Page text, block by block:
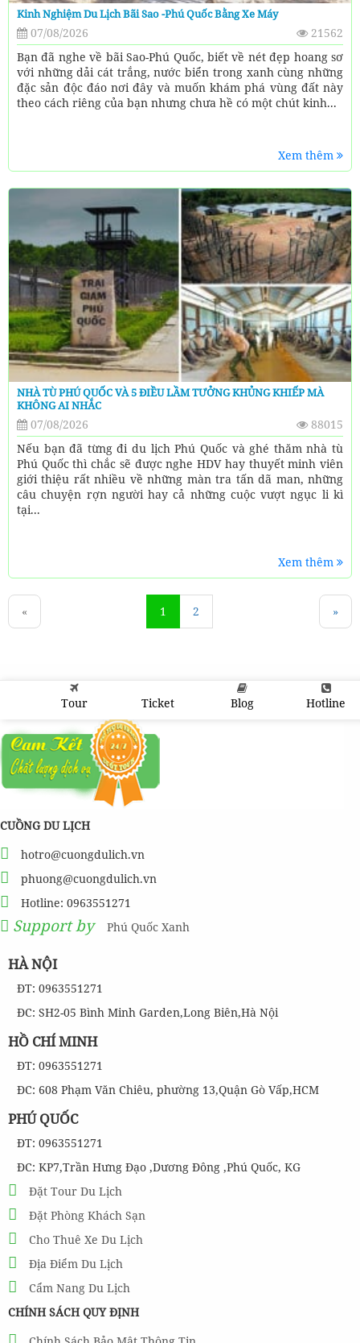
Kinh Nghiệm Du Lịch Bãi Sao -Phú Quốc Bằng Xe Máy
07/08/2026
21562
Bạn đã nghe về bãi Sao-Phú Quốc, biết về nét đẹp hoang sơ
với những dải cát trắng, nước biển trong xanh cùng những
đặc sản độc đáo nơi đây và muốn khám phá vùng đất này
theo cách riêng của bạn nhưng chưa hề có một chút kinh...
Xem thêm
NHÀ TÙ PHÚ QUỐC VÀ 5 ĐIỀU LẦM TƯỞNG KHỦNG KHIẾP MÀ
KHÔNG AI NHẮC
07/08/2026
88015
Nếu bạn đã từng đi du lịch Phú Quốc và ghé thăm nhà tù
Phú Quốc thì chắc sẽ được nghe HDV hay thuyết minh viên
giới thiệu rất nhiều về những màn tra tấn dã man, những
câu chuyện rợn người hay cả những cuộc vượt ngục li kì
tại...
Xem thêm
« 1 2 »
Tour Ticket Blog Hotline
CUỒNG DU LỊCH
hotro@cuongdulich.vn
phuong@cuongdulich.vn
Hotline: 0963551271
Support by Phú Quốc Xanh
HÀ NỘI
ĐT: 0963551271
ĐC: SH2-05 Bình Minh Garden,Long Biên,Hà Nội
HỒ CHÍ MINH
ĐT: 0963551271
ĐC: 608 Phạm Văn Chiêu, phường 13,Quận Gò Vấp,HCM
PHÚ QUỐC
ĐT: 0963551271
ĐC: KP7,Trần Hưng Đạo ,Dương Đông ,Phú Quốc, KG
Đặt Tour Du Lịch
Đặt Phòng Khách Sạn
Cho Thuê Xe Du Lịch
Địa Điểm Du Lịch
Cẩm Nang Du Lịch
CHÍNH SÁCH QUY ĐỊNH